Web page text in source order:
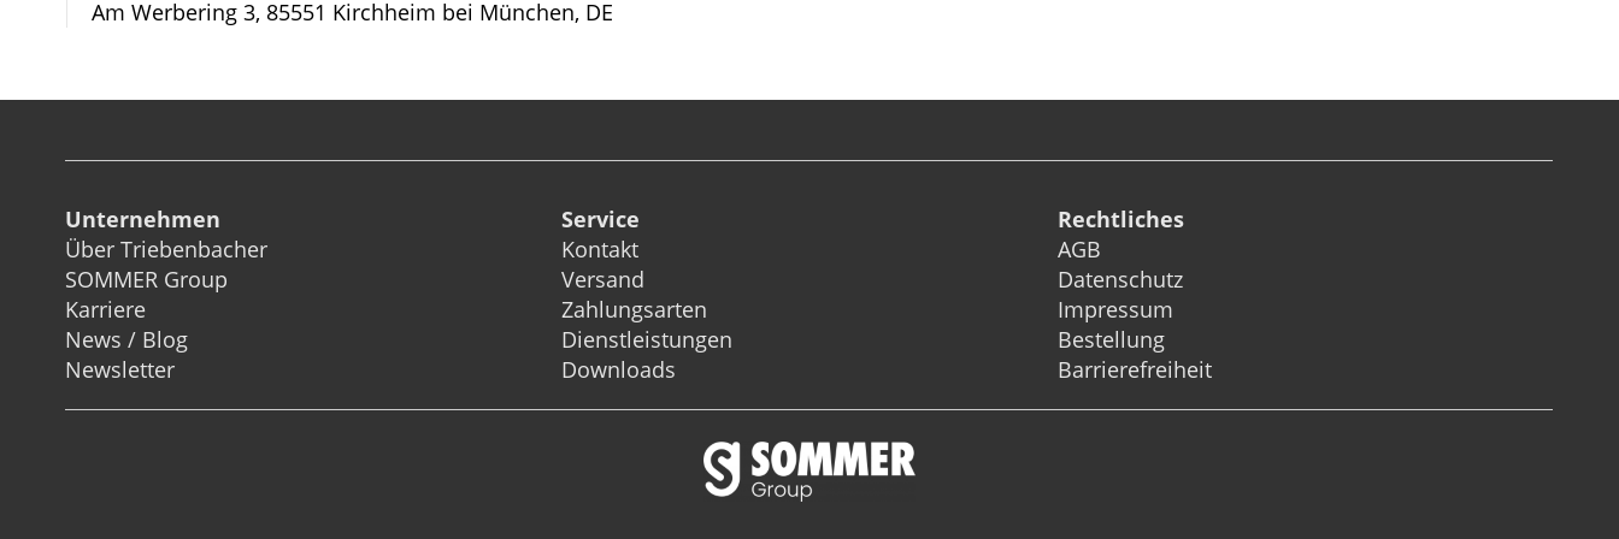
Am Werbering 3, 85551 Kirchheim bei München, DE
Unternehmen
Über Triebenbacher
SOMMER Group
Karriere
News / Blog
Newsletter
Service
Kontakt
Versand
Zahlungsarten
Dienstleistungen
Downloads
Rechtliches
AGB
Datenschutz
Impressum
Bestellung
Barrierefreiheit